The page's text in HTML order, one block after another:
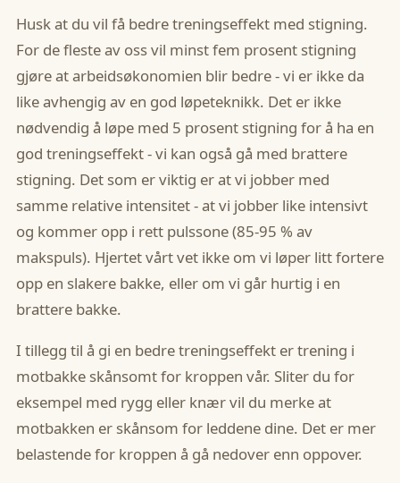
Husk at du vil få bedre treningseffekt med stigning.
For de fleste av oss vil minst fem prosent stigning
gjøre at arbeidsøkonomien blir bedre - vi er ikke da
like avhengig av en god løpeteknikk. Det er ikke
nødvendig å løpe med 5 prosent stigning for å ha en
god treningseffekt - vi kan også gå med brattere
stigning. Det som er viktig er at vi jobber med
samme relative intensitet - at vi jobber like intensivt
og kommer opp i rett pulssone (85-95 % av
makspuls). Hjertet vårt vet ikke om vi løper litt fortere
opp en slakere bakke, eller om vi går hurtig i en
brattere bakke.
I tillegg til å gi en bedre treningseffekt er trening i
motbakke skånsomt for kroppen vår. Sliter du for
eksempel med rygg eller knær vil du merke at
motbakken er skånsom for leddene dine. Det er mer
belastende for kroppen å gå nedover enn oppover.